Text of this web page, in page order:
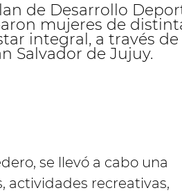
de Desarrollo
mujeres de
integral, a través
Salvador de Jujuy.
se llevó a cabo una
actividades recreativas,